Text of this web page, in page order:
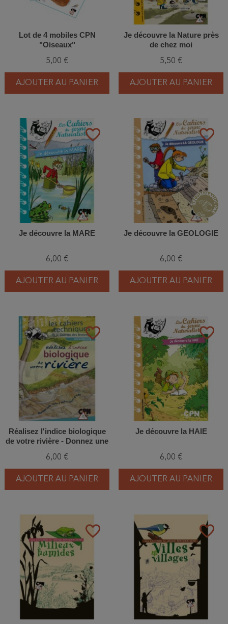
Lot de 4 mobiles CPN
"Oiseaux"
5,00 €
AJOUTER AU PANIER
Je découvre la Nature près
de chez moi
5,50 €
AJOUTER AU PANIER
favorite_border
Je découvre la MARE
6,00 €
AJOUTER AU PANIER
favorite_border
Je découvre la GEOLOGIE
6,00 €
AJOUTER AU PANIER
favorite_border
Réalisez l'indice biologique
de votre rivière - Donnez une
6,00 €
AJOUTER AU PANIER
favorite_border
Je découvre la HAIE
6,00 €
AJOUTER AU PANIER
favorite_border favorite_border